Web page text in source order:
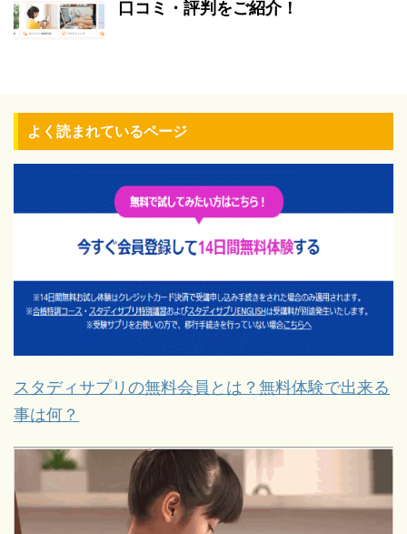
口コミ・評判をご紹介！
よく読まれているページ
スタディサプリの無料会員とは？無料体験で出来る
事は何？